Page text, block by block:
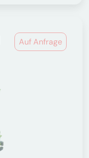
Auf Anfrage